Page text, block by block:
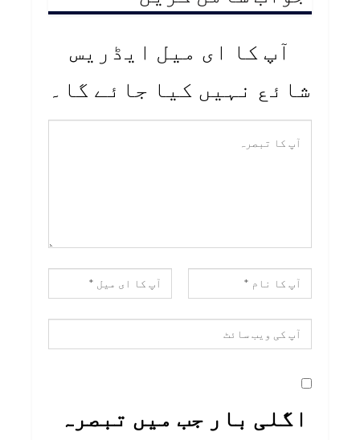
آپ کا ای میل ایڈریس
شائع نہیں کیا جائے گا۔
اگلی بار جب میں تبصرہ